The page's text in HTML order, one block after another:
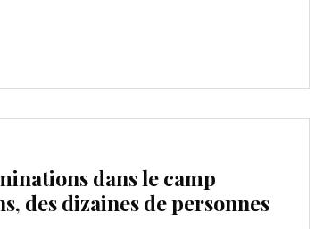
dans le camp
des dizaines de personnes